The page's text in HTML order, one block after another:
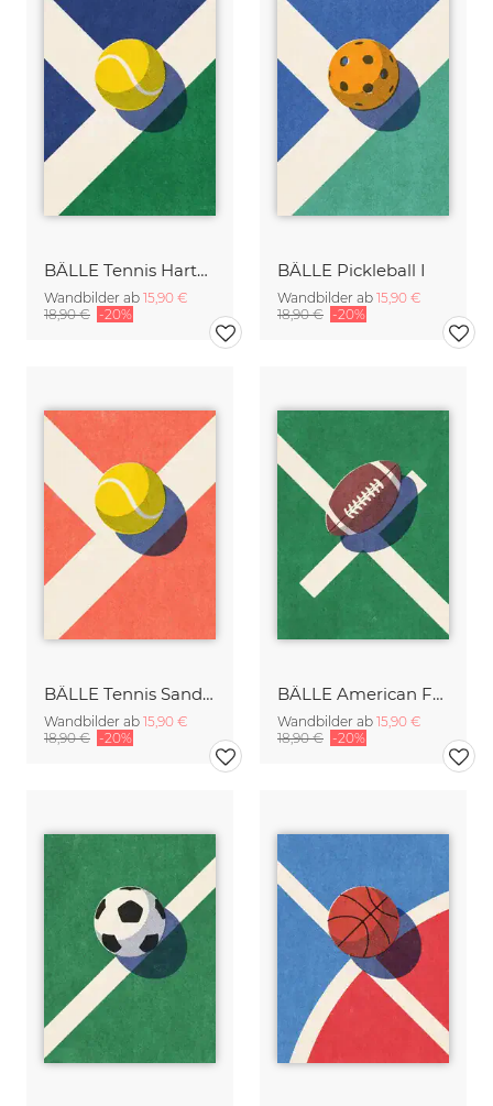
BÄLLE Tennis Hartplatz I
Wandbilder ab 15,90 €
18,90 € -20%
BÄLLE Pickleball I
Wandbilder ab 15,90 €
18,90 € -20%
BÄLLE Tennis Sandplatz I
Wandbilder ab 15,90 €
18,90 € -20%
BÄLLE American Football I
Wandbilder ab 15,90 €
18,90 € -20%